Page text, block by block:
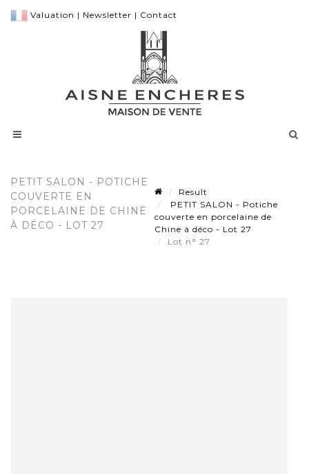
Valuation | Newsletter | Contact
PETIT SALON - POTICHE
COUVERTE EN
PORCELAINE DE CHINE
À DÉCO - LOT 27
Result
PETIT SALON - Potiche
couverte en porcelaine de
Chine à déco - Lot 27
Lot n° 27